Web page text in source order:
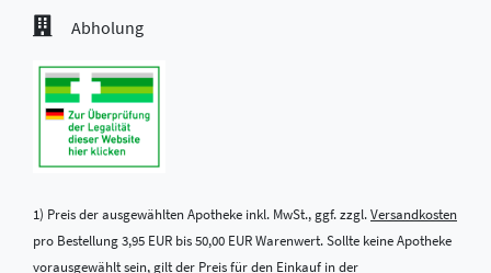
Abholung
1) Preis der ausgewählten Apotheke inkl. MwSt., ggf. zzgl.Versandkosten
pro Bestellung 3,95 EUR bis 50,00 EUR Warenwert. Sollte keine Apotheke
vorausgewählt sein, gilt der Preis für den Einkauf in der